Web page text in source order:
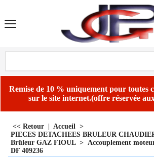
Remise de 10 % uniquement pour toutes
sur le site internet.(offre réservée
<< Retour Accueil >
PIECES DETACHEES BRULEUR
Brûleur GAZ FIOUL> Accouplement
DF 409236